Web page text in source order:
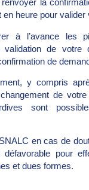
la
heure pour valider
à l’avance les
validation de votre
de
y compris
de votre
sont
en cas de
pour
et dues formes.